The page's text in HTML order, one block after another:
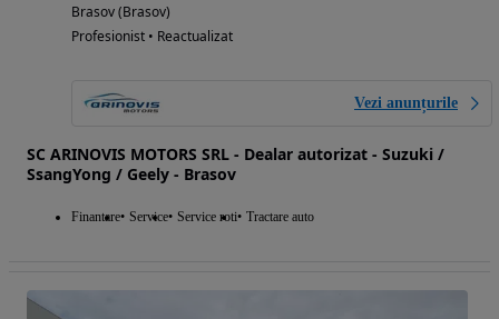
Brasov (Brasov)
Profesionist • Reactualizat
Vezi anunțurile
SC ARINOVIS MOTORS SRL - Dealar autorizat - Suzuki /
SsangYong / Geely - Brasov
Finantare Service Service roti Tractare auto